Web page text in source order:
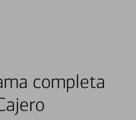
completa